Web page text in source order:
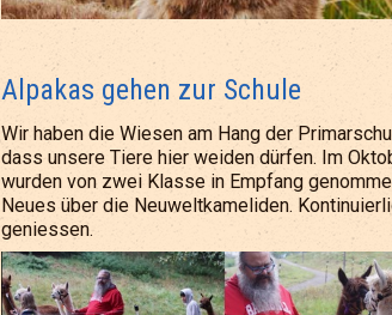
Alpakas gehen zur Schule
Wir haben die Wiesen am Hang der
dass unsere Tiere hier weiden dürfen. Im
wurden von zwei Klasse in Empfang
Neues über die Neuweltkameliden.
geniessen.